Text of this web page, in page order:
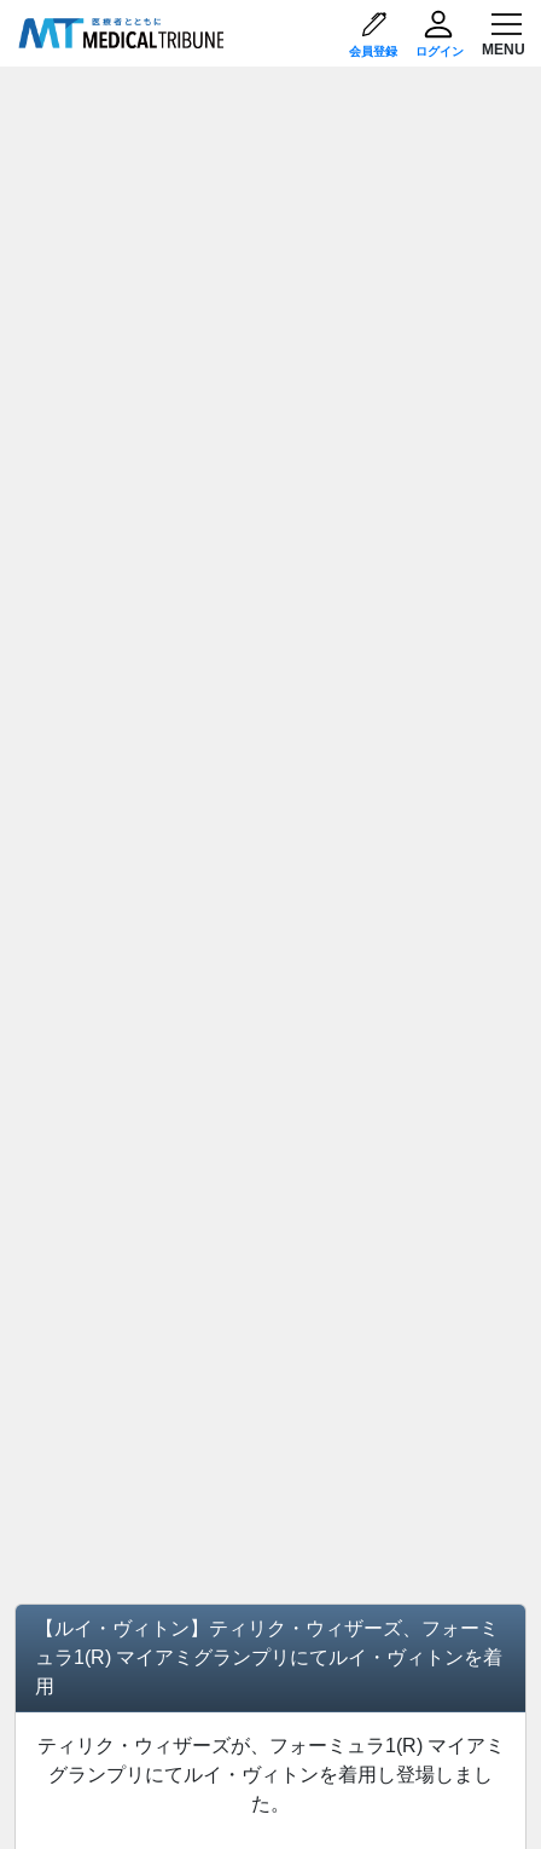
会員登録 ログイン
【ルイ・ヴィトン】ティリク・ウィザーズ、フォーミ
ュラ1(R) マイアミグランプリにてルイ・ヴィトンを着
用
ティリク・ウィザーズが、フォーミュラ1(R) マイアミ
グランプリにてルイ・ヴィトンを着用し登場しまし
た。